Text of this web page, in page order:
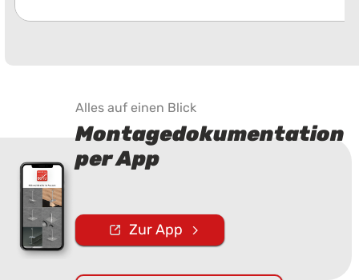
Alles auf einen Blick
Montagedokumentation
per App
Zur App